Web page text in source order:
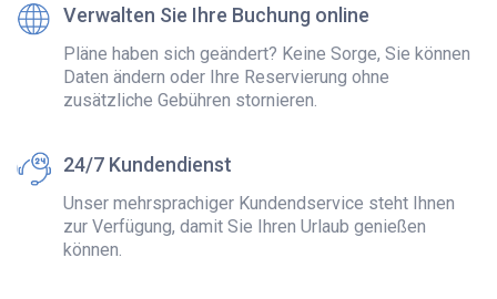
Verwalten Sie Ihre Buchung online
Pläne haben sich geändert? Keine Sorge, Sie können
Daten ändern oder Ihre Reservierung ohne
zusätzliche Gebühren stornieren.
24/7 Kundendienst
Unser mehrsprachiger Kundendservice steht Ihnen
zur Verfügung, damit Sie Ihren Urlaub genießen
können.